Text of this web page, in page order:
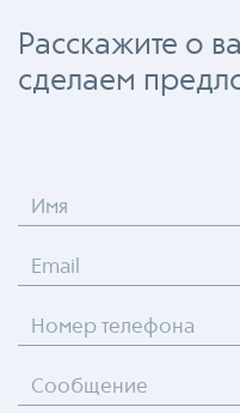
Расскажите о
сделаем
Имя
Email
Номер телефона
Сообщение